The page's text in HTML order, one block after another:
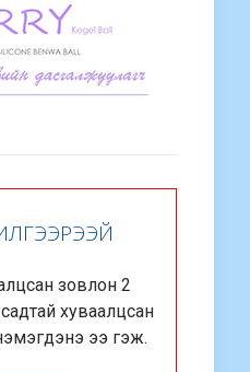
зовлон 2
хуваалцсан
ээ гэж.